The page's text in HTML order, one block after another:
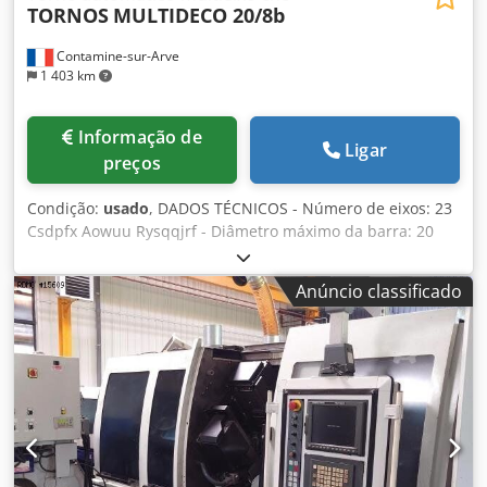
Contamine-sur-Arve
1 403 km
TORNOS MULTIDECO 20/8b
preços
Ligar
Condição: usado, DADOS TÉCNICOS - Número de eixos: 23
Csdpfx Aowuu Rysqqjrf - Diâmetro máximo da barra: 20
[mm] - Velocidade do spindle: 3500 [rpm] - Potência do
motor principal: 15 / 18,5 [kW] CONTRASPINDLE - Posição
do contrafuso: 8 - Diâmetro máximo da barra: 20 [mm] -
Curso: 160 [mm] - Comprimento máximo da peça: 75 [mm]
CAVALETES - Número de carros transversais: 3 * Posição: 1
/ 8 / 9 * Curso X, posição 1: 50 [mm] * Curso X, posições
8/9: 65 [mm] - Número de carros cruzados: 6 * Posição: 2 /
3 / 4 / 5 / 6 / 7 * Curso X x Z1: 50 x 80 [mm] - Número de
carros longitudinais: 1 * Posição: 8 * Curso Z2: 160 [mm]
ALIMENTAÇÃO ELÉTRICA - Tensão de alimentação: 400 [V] -
Potência total instalada: 80 [kVA] PESO E DIMENSÕES -
Anúncio classificado